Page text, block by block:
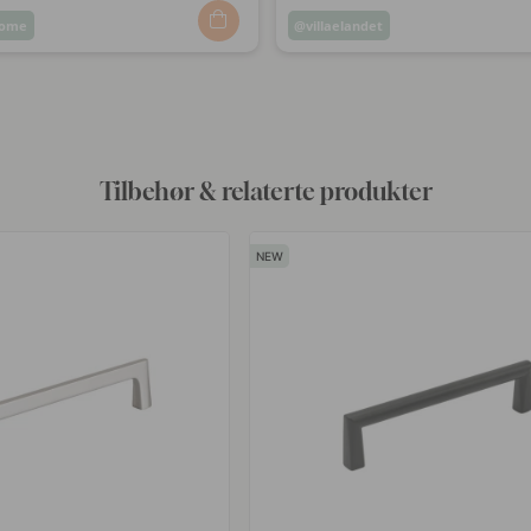
Innlegg
villaelandet
Tilbehør & relaterte produkter